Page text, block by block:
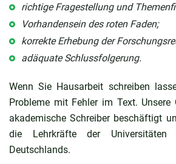
richtige Fragestellung und
Vorhandensein des roten Faden;
korrekte Erhebung der
adäquate Schlussfolgerung.
Wenn Sie Hausarbeit schreiben
Probleme mit Fehler im Text.
akademische Schreiber beschäftigt
die Lehrkräfte der Universitäten
Deutschlands.